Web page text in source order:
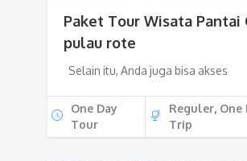
Paket Tour Wisata Pantai
pulau rote
Selain itu, Anda juga bisa akses
One Day
Tour
Reguler, One
Trip